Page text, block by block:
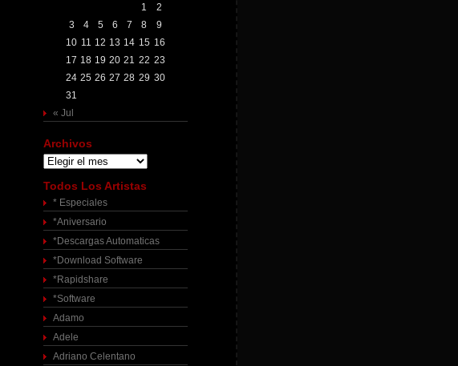
1
2
3
4 5 6 7 8
9
10 11 12 13 14 15 16
17 18 19 20 21 22 23
24 25 26 27 28 29 30
31
« Jul
Archivos
Archivos
Todos Los Artistas
* Especiales
*Aniversario
*Descargas Automaticas
*Download Software
*Rapidshare
*Software
Adamo
Adele
Adriano Celentano